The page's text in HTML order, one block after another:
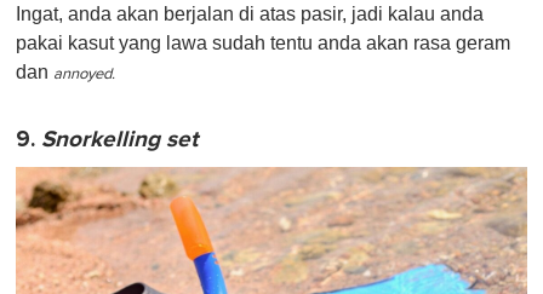
Ingat, anda akan berjalan di atas pasir, jadi kalau anda
pakai kasut yang lawa sudah tentu anda akan rasa geram
dan annoyed.
9. Snorkelling set